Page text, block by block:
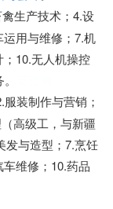
生产技术； 4.设
用与维修； 7.机
10.无人机操控
服装制作与营销；
高级工，与新疆
发与造型； 7.烹饪
车维修； 10.药品